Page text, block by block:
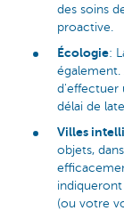
des soins
proactive.
Écologie:
également.
d'effectuer
délai de
Villes
objets,
(ou votre